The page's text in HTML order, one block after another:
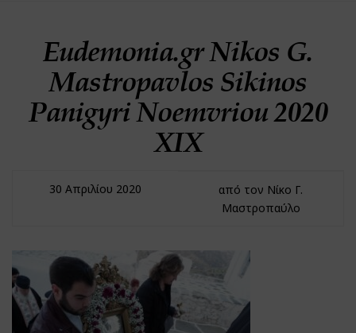
Eudemonia.gr Nikos G.
Mastropavlos Sikinos
Panigyri Noemvriou 2020
XIX
30 Απριλίου 2020
από τον Νίκο Γ.
Μαστροπαύλο